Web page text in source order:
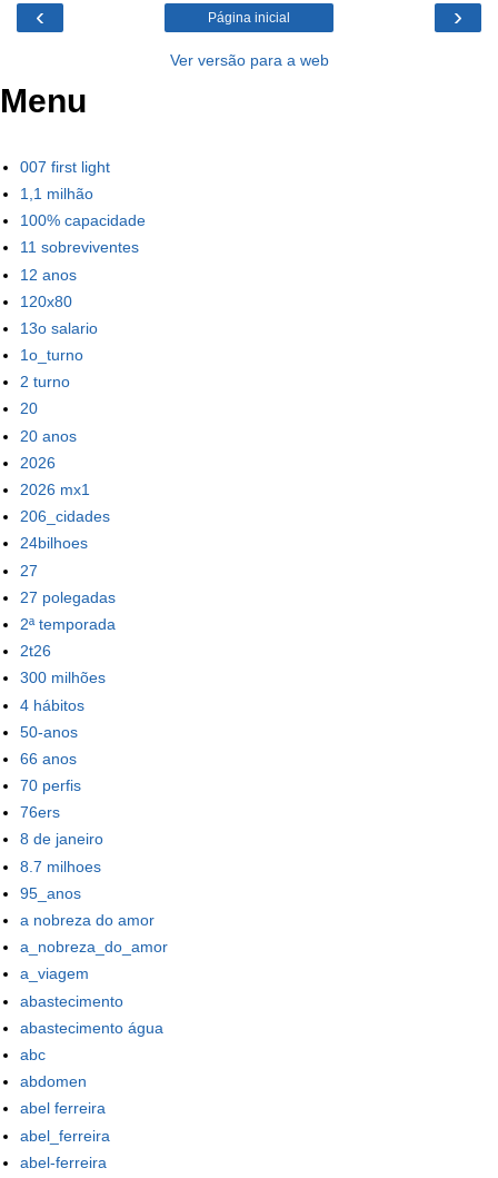
‹ ›
Página inicial
Ver versão para a web
Menu
007 first light
1,1 milhão
100% capacidade
11 sobreviventes
12 anos
120x80
13o salario
1o_turno
2 turno
20
20 anos
2026
2026 mx1
206_cidades
24bilhoes
27
27 polegadas
2ª temporada
2t26
300 milhões
4 hábitos
50-anos
66 anos
70 perfis
76ers
8 de janeiro
8.7 milhoes
95_anos
a nobreza do amor
a_nobreza_do_amor
a_viagem
abastecimento
abastecimento água
abc
abdomen
abel ferreira
abel_ferreira
abel-ferreira